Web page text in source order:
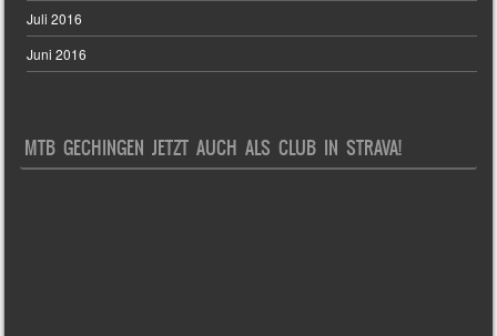
Juli 2016
Juni 2016
MTB GECHINGEN JETZT AUCH ALS CLUB IN STRAVA!